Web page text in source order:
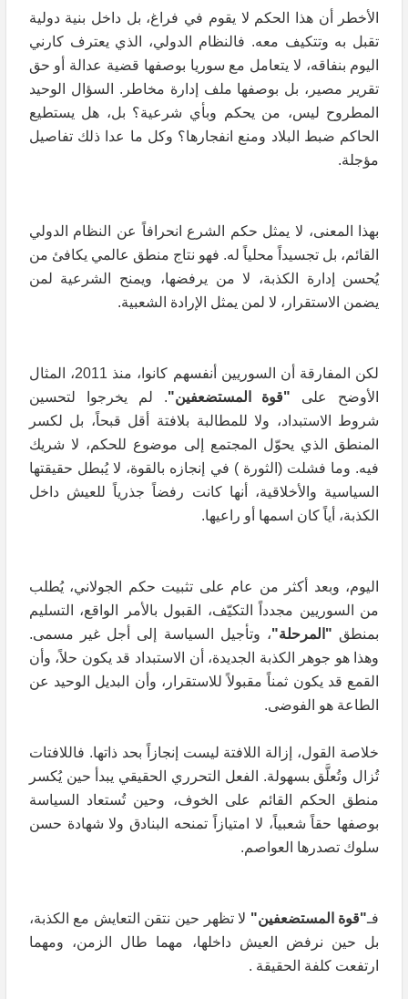
الأخطر أن هذا الحكم لا يقوم في فراغ، بل داخل بنية دولية
تقبل به وتتكيف معه. فالنظام الدولي، الذي يعترف كارني
اليوم بنفاقه، لا يتعامل مع سوريا بوصفها قضية عدالة أو حق
تقرير مصير، بل بوصفها ملف إدارة مخاطر. السؤال الوحيد
المطروح ليس، من يحكم وبأي شرعية؟ بل، هل يستطيع
الحاكم ضبط البلاد ومنع انفجارها؟ وكل ما عدا ذلك تفاصيل
مؤجلة.
بهذا المعنى، لا يمثل حكم الشرع انحرافاً عن النظام الدولي
القائم، بل تجسيداً محلياً له. فهو نتاج منطق عالمي يكافئ من
يُحسن إدارة الكذبة، لا من يرفضها، ويمنح الشرعية لمن
يضمن الاستقرار، لا لمن يمثل الإرادة الشعبية.
لكن المفارقة أن السوريين أنفسهم كانوا، منذ 2011، المثال
الأوضح على "قوة المستضعفين". لم يخرجوا لتحسين
شروط الاستبداد، ولا للمطالبة بلافتة أقل قبحاً، بل لكسر
المنطق الذي يحوّل المجتمع إلى موضوع للحكم، لا شريك
فيه. وما فشلت (الثورة ) في إنجازه بالقوة، لا يُبطل حقيقتها
السياسية والأخلاقية، أنها كانت رفضاً جذرياً للعيش داخل
الكذبة، أياً كان اسمها أو راعيها.
اليوم، وبعد أكثر من عام على تثبيت حكم الجولاني، يُطلب
من السوريين مجدداً التكيّف، القبول بالأمر الواقع، التسليم
بمنطق "المرحلة"، وتأجيل السياسة إلى أجل غير مسمى.
وهذا هو جوهر الكذبة الجديدة، أن الاستبداد قد يكون حلاً، وأن
القمع قد يكون ثمناً مقبولاً للاستقرار، وأن البديل الوحيد عن
الطاعة هو الفوضى.
خلاصة القول، إزالة اللافتة ليست إنجازاً بحد ذاتها. فاللافتات
تُزال وتُعلَّق بسهولة. الفعل التحرري الحقيقي يبدأ حين يُكسر
منطق الحكم القائم على الخوف، وحين تُستعاد السياسة
بوصفها حقاً شعبياً، لا امتيازاً تمنحه البنادق ولا شهادة حسن
سلوك تصدرها العواصم.
فـ"قوة المستضعفين" لا تظهر حين نتقن التعايش مع الكذبة،
بل حين نرفض العيش داخلها، مهما طال الزمن، ومهما
ارتفعت كلفة الحقيقة .